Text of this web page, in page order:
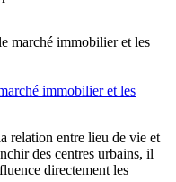
immobilier et les
relation entre lieu de vie et
des centres urbains, il
directement les